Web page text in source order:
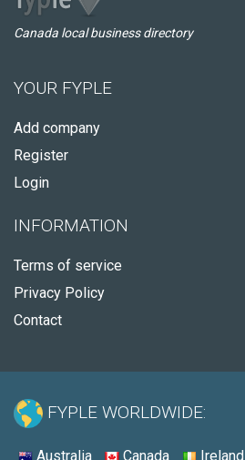
Canada local business directory
YOUR FYPLE
Add company
Register
Login
INFORMATION
Terms of service
Privacy Policy
Contact
FYPLE WORLDWIDE:
Australia Canada Ireland